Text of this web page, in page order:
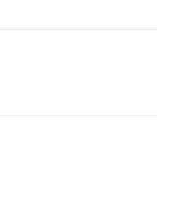
via X -
via
nieuwsbericht
dit